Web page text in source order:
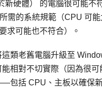
新硬體） 的電腦很可能不
需的系統規範（CPU 可
求可能也不符合）。
類老舊電腦升級至
相對不切實際（因為很可
包括 CPU、主板以確保